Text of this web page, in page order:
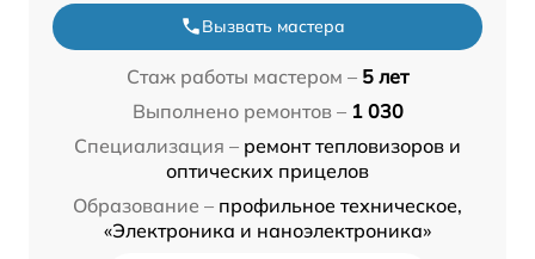
Вызвать мастера
Стаж работы мастером – 5 лет
Выполнено ремонтов – 1 030
Специализация – ремонт тепловизоров и
оптических прицелов
Образование – профильное техническое,
«Электроника и наноэлектроника»